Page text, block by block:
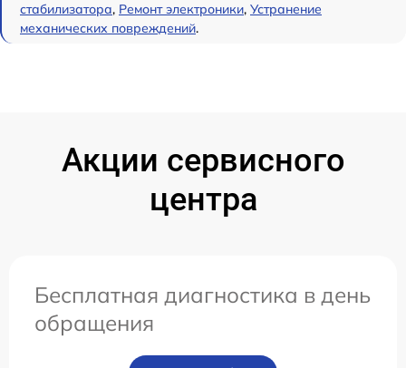
стабилизатора, Ремонт электроники, Устранение
механических повреждений.
Акции сервисного
центра
Бесплатная диагностика в день
обращения